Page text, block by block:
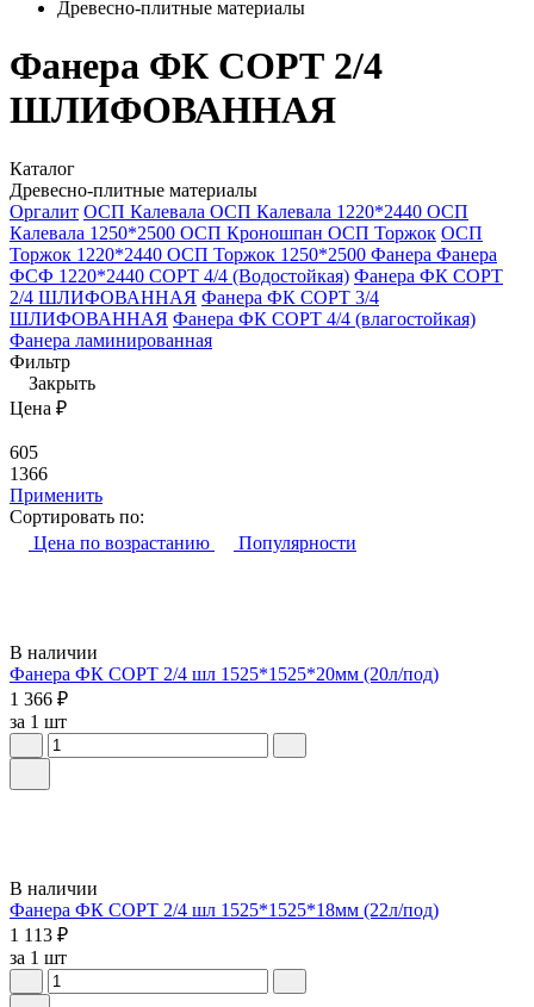
Древесно-плитные материалы
Фанера ФК СОРТ 2/4
ШЛИФОВАННАЯ
Каталог
Древесно-плитные материалы
Оргалит ОСП Калевала ОСП Калевала 1220*2440 ОСП
Калевала 1250*2500 ОСП Кроношпан ОСП Торжок ОСП
Торжок 1220*2440 ОСП Торжок 1250*2500 Фанера Фанера
ФСФ 1220*2440 СОРТ 4/4 (Водостойкая) Фанера ФК СОРТ
2/4 ШЛИФОВАННАЯ Фанера ФК СОРТ 3/4
ШЛИФОВАННАЯ Фанера ФК СОРТ 4/4 (влагостойкая)
Фанера ламинированная
Фильтр
Закрыть
Цена ₽
605
1366
Применить
Сортировать по:
Цена по возрастанию
Популярности
В наличии
Фанера ФК СОРТ 2/4 шл 1525*1525*20мм (20л/под)
1 366 ₽
за 1 шт
В наличии
Фанера ФК СОРТ 2/4 шл 1525*1525*18мм (22л/под)
1 113 ₽
за 1 шт